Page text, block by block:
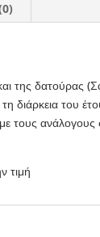
της δατούρας
διάρκεια του
τους
τιμή